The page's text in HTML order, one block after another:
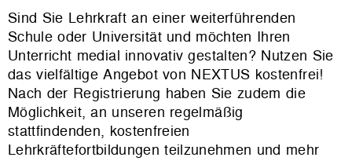
Sind Sie Lehrkraft an einer weiterführenden
Schule oder Universität und möchten Ihren
Unterricht medial innovativ gestalten? Nutzen Sie
das vielfältige Angebot von NEXTUS kostenfrei!
Nach der Registrierung haben Sie zudem die
Möglichkeit, an unseren regelmäßig
stattfindenden, kostenfreien
Lehrkräftefortbildungen teilzunehmen und mehr